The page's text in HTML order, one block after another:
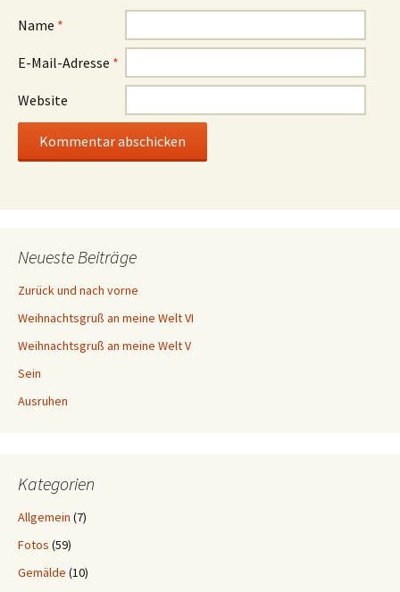
Name *
E-Mail-Adresse *
Website
Neueste Beiträge
Zurück und nach vorne
Weihnachtsgruß an meine Welt VI
Weihnachtsgruß an meine Welt V
Sein
Ausruhen
Kategorien
Allgemein (7)
Fotos (59)
Gemälde (10)